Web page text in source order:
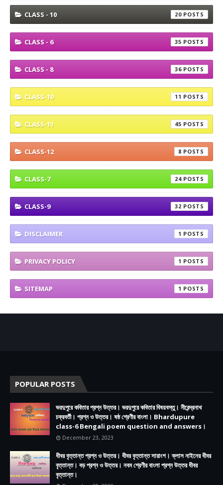
CLASS - 10 20
CLASS - 6 35
CLASS - 8 36
CLASS-10 11
CLASS-11 45
CLASS-12 8
CLASS-7 24
CLASS-9 32
DISCLAIMER 1
PRIVACY POLICY 1
SITEMAP 1
POPULAR POSTS
ভরদুপুরে কবিতার প্রশ্ন উত্তর। ভরদুপুরে কবিতার বিষয়বস্তু। নীরেন্দ্রনাথ
চক্রবর্তী। প্রশ্ন ও উত্তর। ষষ্ঠ শ্রেণীর বাংলা। Bhardupure
class-6 Bengali poem question and answers।
December 23, 2023
ধীবর বৃত্তান্ত প্রশ্ন ও উত্তর। ধীবর বৃত্তান্ত সারাংশ। ক্লাস নাইনের ধীবর
বৃত্তান্ত। বড় প্রশ্ন ও উত্তর। নবম শ্রেণীর বাংলা প্রশ্ন উত্তর ধীবর
বৃত্তান্ত।